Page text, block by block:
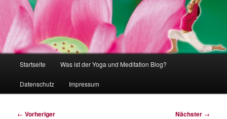
Startseite Was ist der Yoga und Meditation Blog?
Datenschutz Impressum
Beitragsnavigation
← Vorheriger Nächster →